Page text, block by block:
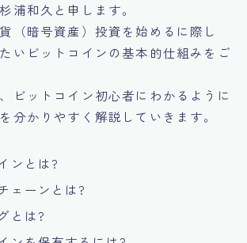
浦和久と申します。
（暗号資産）投資を始めるに際し
いビットコインの基本的仕組みをご
ビットコイン初心者にわかるように
分かりやすく解説していきます。
ンとは?
ェーンとは?
とは?